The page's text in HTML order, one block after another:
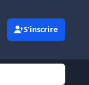
S’inscrire